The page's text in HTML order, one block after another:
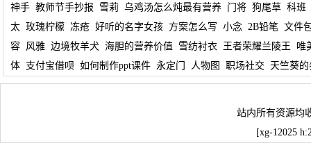
神手 教师节手抄报 雪莉 乌鸡汤怎么炖最有营养 门将 狗尾草 科班
太 玫瑰柠檬 冻疮 好听的名字女孩 方案怎么写 小念 2B铅笔 文件
容
风雅 边境牧羊犬 海胆的营养价值 雪纺衬衣 王者荣耀兰陵王
唯
体
支付宝借呗 如何制作ppt课件 永定门 人物图 职场社交 天竺葵的
站内所有资源均
[xg-12025